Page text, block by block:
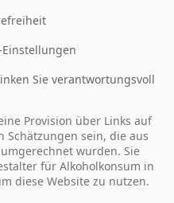
Einstellungen
Sie verantwortungsvoll
Provision über Links auf
Schätzungen sein, die aus
wurden. Sie
für Alkoholkonsum in
diese Website zu nutzen.